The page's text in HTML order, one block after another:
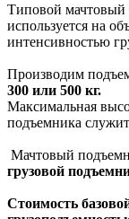
Типовой мачтовый
используется на
интенсивностью
Производим
300 или 500 кг.
Максимальная
подъемника
Мачтовый
грузовой
Стоимость